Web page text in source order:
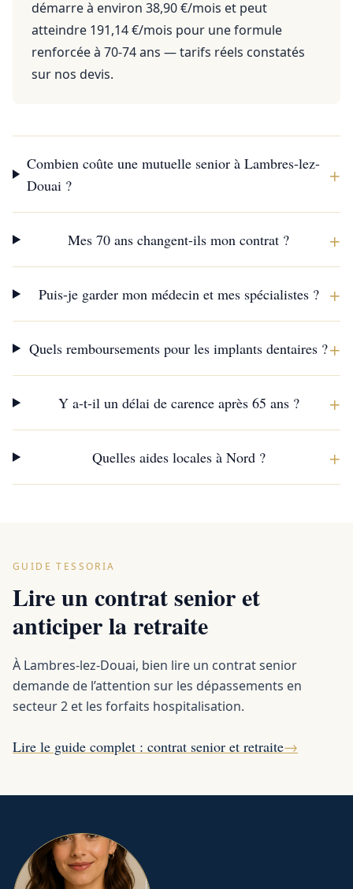
démarre à environ 38,90 €/mois et peut
atteindre 191,14 €/mois pour une formule
renforcée à 70-74 ans — tarifs réels constatés
sur nos devis.
Combien coûte une mutuelle senior à Lambres-lez-
Douai ?
+
Mes 70 ans changent-ils mon contrat ? +
Puis-je garder mon médecin et mes spécialistes ? +
Quels remboursements pour les implants dentaires ?+
Y a-t-il un délai de carence après 65 ans ? +
Quelles aides locales à Nord ? +
GUIDE TESSORIA
Lire un contrat senior et
anticiper la retraite
À Lambres-lez-Douai, bien lire un contrat senior
demande de l’attention sur les dépassements en
secteur 2 et les forfaits hospitalisation.
Lire le guide complet : contrat senior et retraite→